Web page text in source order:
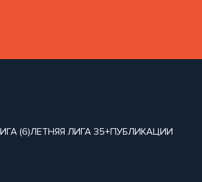
(6)ЛЕТНЯЯ ЛИГА 35+ПУБЛИКАЦИИ